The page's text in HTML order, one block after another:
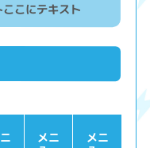
こにテキスト
メニ メニ